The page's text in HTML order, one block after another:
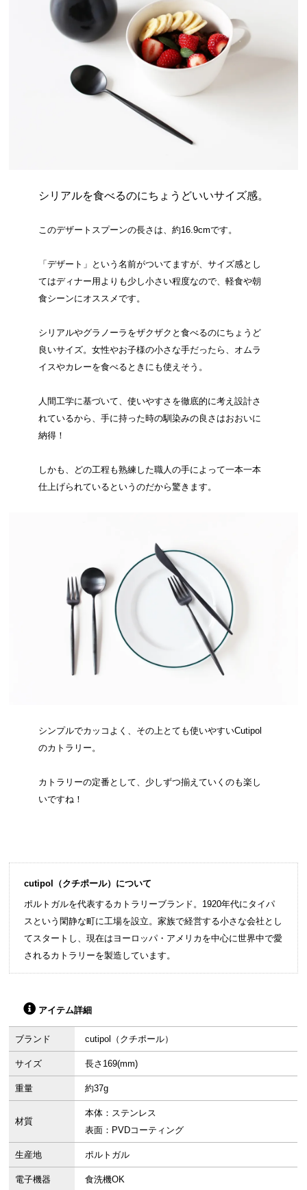
シリアルを食べるのにちょうどいいサイズ感。
このデザートスプーンの長さは、約16.9cmです。
「デザート」という名前がついてますが、サイズ感とし
てはディナー用よりも少し小さい程度なので、軽食や朝
食シーンにオススメです。
シリアルやグラノーラをザクザクと食べるのにちょうど
良いサイズ。女性やお子様の小さな手だったら、オムラ
イスやカレーを食べるときにも使えそう。
人間工学に基づいて、使いやすさを徹底的に考え設計さ
れているから、手に持った時の馴染みの良さはおおいに
納得！
しかも、どの工程も熟練した職人の手によって一本一本
仕上げられているというのだから驚きます。
シンプルでカッコよく、その上とても使いやすいCutipol
のカトラリー。
カトラリーの定番として、少しずつ揃えていくのも楽し
いですね！
cutipol（クチポール）について
ポルトガルを代表するカトラリーブランド。1920年代にタイパ
スという閑静な町に工場を設立。家族で経営する小さな会社とし
てスタートし、現在はヨーロッパ・アメリカを中心に世界中で愛
されるカトラリーを製造しています。
アイテム詳細
ブランド cutipol（クチポール）
サイズ 長さ169(mm)
重量 約37g
材質
本体：ステンレス
表面：PVDコーティング
生産地 ポルトガル
電子機器 食洗機OK